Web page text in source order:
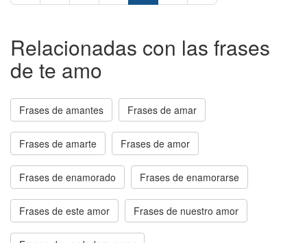
Relacionadas con las frases
de te amo
Frases de amantes Frases de amar
Frases de amarte Frases de amor
Frases de enamorado Frases de enamorarse
Frases de este amor Frases de nuestro amor